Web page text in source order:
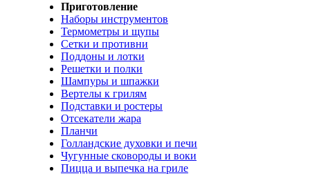
Приготовление
Наборы инструментов
Термометры и щупы
Сетки и противни
Поддоны и лотки
Решетки и полки
Шампуры и шпажки
Вертелы к грилям
Подставки и ростеры
Отсекатели жара
Планчи
Голландские духовки и печи
Чугунные сковороды и воки
Пицца и выпечка на гриле